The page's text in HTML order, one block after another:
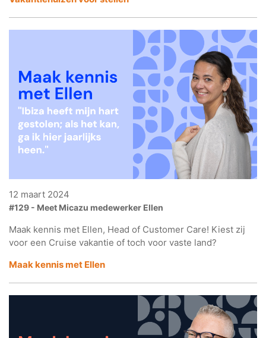
12 maart 2024
#129 - Meet Micazu medewerker Ellen
Maak kennis met Ellen, Head of Customer Care! Kiest zij
voor een Cruise vakantie of toch voor vaste land?
Maak kennis met Ellen